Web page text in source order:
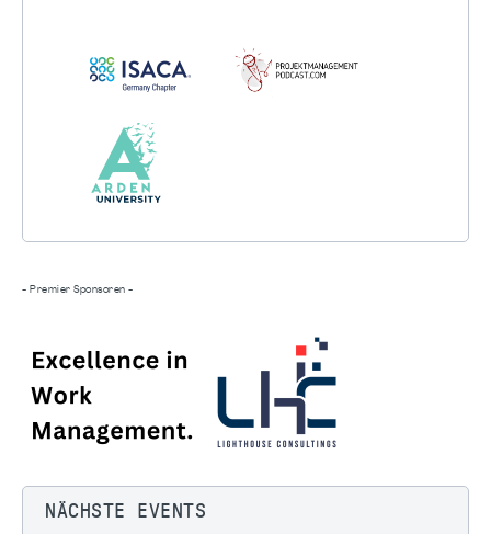
- Premier Sponsoren -
NÄCHSTE EVENTS